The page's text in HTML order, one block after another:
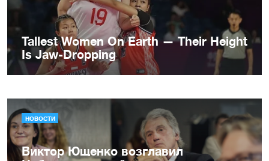
НОВОСТИ
Виктор Ющенко возглавил